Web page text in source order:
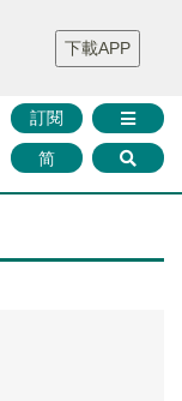
財華證券 媒體矩陣
智庫沙龍
聯絡我們
訂閱
简
下載APP